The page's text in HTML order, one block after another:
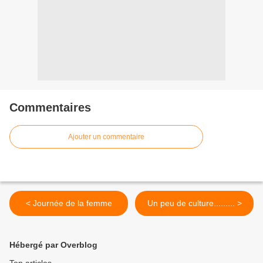
Commentaires
Ajouter un commentaire
< Journée de la femme Un peu de culture......... >
Hébergé par Overblog